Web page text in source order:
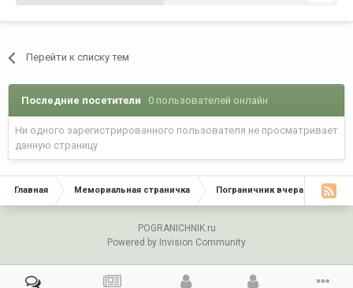
Перейти к списку тем
Последние посетители 0 пользователей онлайн
Ни одного зарегистрированного пользователя не просматривает
данную страницу
Главная Мемориальная страничка Пограничник вчера - Граница
POGRANICHNIK.ru
Powered by Invision Community